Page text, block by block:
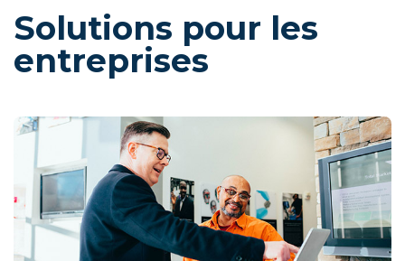
Solutions pour les
entreprises